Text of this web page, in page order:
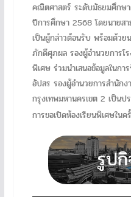
คณิตศาสตร์ ระดับมัธยมศึกษ
ปีการศึกษา 2568 โดยนายสา
เป็นผู้กล่าวต้อนรับ พร้อมด้วย
ภักดีศุภผล รองผู้อำนวยการโ
พิเศษ ร่วมนำเสนอข้อมูลในกา
อัปสร รองผู้อำนวยการสำนัก
กรุงเทพมหานครเขต 2 เป็นป
การขอเปิดห้องเรียนพิเศษในค